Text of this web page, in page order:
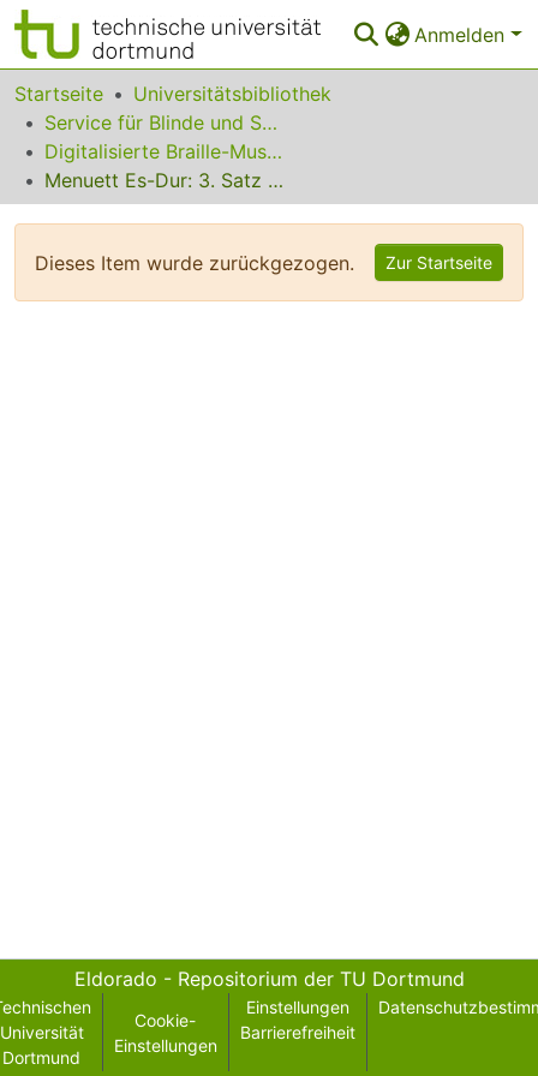
Anmelden
Bereiche & Sammlungen
Das gesamte Repositorium
Statistiken
Startseite
Universitätsbibliothek
Service für Blinde und Sehbehinderte
Digitalisierte Braille-Musik-Matrizen des VzfB
Menuett Es-Dur: 3. Satz aus dem Septett
Dieses Item wurde zurückgezogen. Zur Startseite
Eldorado - Repositorium der TU Dortmund
Universität
Dortmund
Cookie-
Einstellungen
Einstellungen
Barrierefreiheit